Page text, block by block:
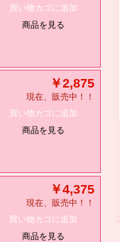
買い物カゴに追加
商品を見る
￥2,875
現在、販売中！！
買い物カゴに追加
商品を見る
￥4,375
現在、販売中！！
買い物カゴに追加
商品を見る